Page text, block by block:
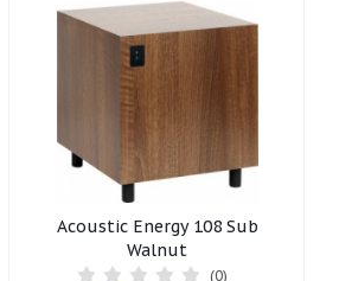
Acoustic Energy 108 Sub
Walnut
(0)